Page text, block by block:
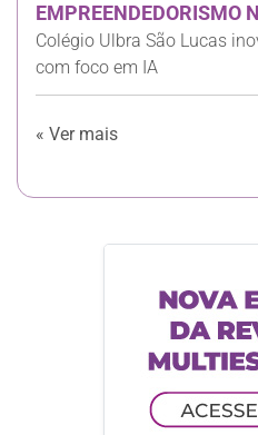
EMPREENDEDORISMO
Colégio Ulbra São Lucas
com foco em IA
« Ver mais